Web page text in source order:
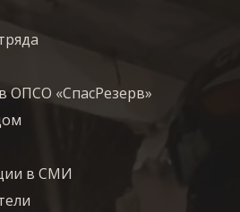
ОПСО «СпасРезерв»
в СМИ